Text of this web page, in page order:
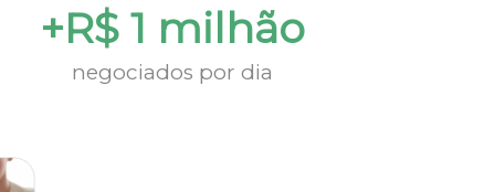
+R$ 1 milhão
negociados por dia